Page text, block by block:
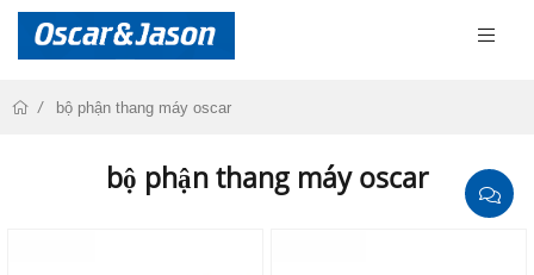
bộ phận thang máy oscar
bộ phận thang máy oscar